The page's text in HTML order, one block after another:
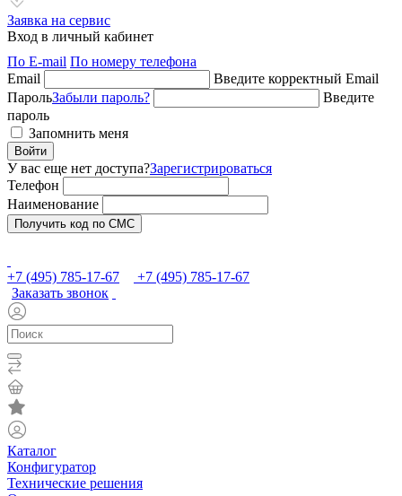
Заявка на сервис
Вход в личный кабинет
По E-mail По номеру телефона
Email
Введите корректный Email
ПарольЗабыли пароль?
Введите
пароль
Запомнить меня
Войти
У вас еще нет доступа?Зарегистрироваться
Телефон
Наименование
Получить код по СМС
+7 (495) 785-17-67
+7 (495) 785-17-67
Заказать звонок
Каталог
Конфигуратор
Технические решения